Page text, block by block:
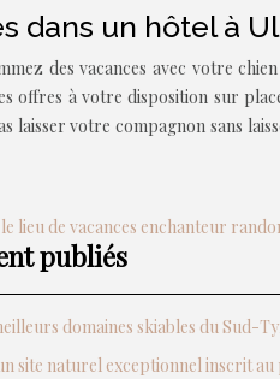
dans un hôtel à
des vacances avec votre
offres à votre disposition sur
laisser votre compagnon sans
lieu de vacances enchanteur
publiés
domaines skiables du Sud-
site naturel exceptionnel inscrit